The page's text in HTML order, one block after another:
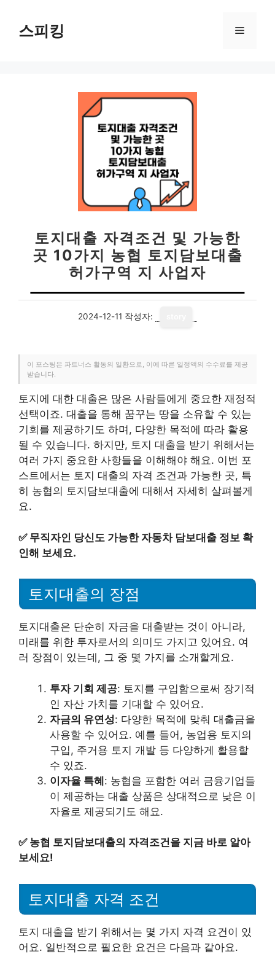
스피킹 메
토지대출 자격조건 및 가능한
곳 10가지 농협 토지담보대출
허가구역 지 사업자
2024-12-11 작성자:
이 포스팅은 파트너스 활동의 일환으로, 이에 따른 일정액의 수수료를 제공
받습니다.
토지에 대한 대출은 많은 사람들에게 중요한 재정적
선택이죠. 대출을 통해 꿈꾸는 땅을 소유할 수 있는
기회를 제공하기도 하며, 다양한 목적에 따라 활용
될 수 있습니다. 하지만, 토지 대출을 받기 위해서는
여러 가지 중요한 사항들을 이해해야 해요. 이번 포
스트에서는 토지 대출의 자격 조건과 가능한 곳, 특
히 농협의 토지담보대출에 대해서 자세히 살펴볼게
요.
✅ 무직자인 당신도 가능한 자동차 담보대출 정보 확
인해 보세요.
토지대출의 장점
토지대출은 단순히 자금을 대출받는 것이 아니라,
미래를 위한 투자로서의 의미도 가지고 있어요. 여
러 장점이 있는데, 그 중 몇 가지를 소개할게요.
투자 기회 제공: 토지를 구입함으로써 장기적
인 자산 가치를 기대할 수 있어요.
자금의 유연성: 다양한 목적에 맞춰 대출금을
사용할 수 있어요. 예를 들어, 농업용 토지의
구입, 주거용 토지 개발 등 다양하게 활용할
수 있죠.
이자율 특혜: 농협을 포함한 여러 금융기업들
이 제공하는 대출 상품은 상대적으로 낮은 이
자율로 제공되기도 해요.
✅ 농협 토지담보대출의 자격조건을 지금 바로 알아
보세요!
토지대출 자격 조건
토지 대출을 받기 위해서는 몇 가지 자격 요건이 있
어요. 일반적으로 필요한 요건은 다음과 같아요.